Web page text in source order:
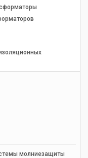
молниезащиты